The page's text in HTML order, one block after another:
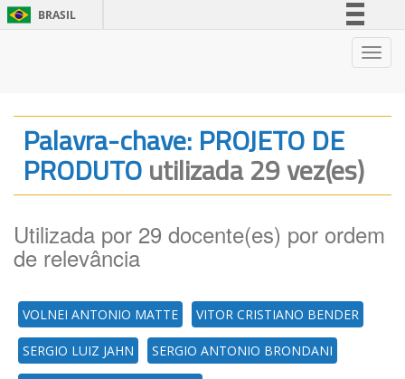
BRASIL
Legislação
Canais
Palavra-chave: PROJETO DE
PRODUTOutilizada 29 vez(es)
Utilizada por 29 docente(es) por ordem
de relevância
VOLNEI ANTONIO MATTE VITOR CRISTIANO BENDER
SERGIO LUIZ JAHN SERGIO ANTONIO BRONDANI